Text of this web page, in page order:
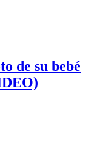
de su bebé